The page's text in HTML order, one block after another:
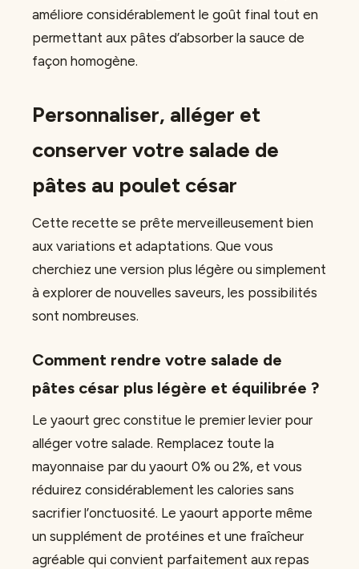
améliore considérablement le goût final tout en
permettant aux pâtes d’absorber la sauce de
façon homogène.
Personnaliser, alléger et
conserver votre salade de
pâtes au poulet césar
Cette recette se prête merveilleusement bien
aux variations et adaptations. Que vous
cherchiez une version plus légère ou simplement
à explorer de nouvelles saveurs, les possibilités
sont nombreuses.
Comment rendre votre salade de
pâtes césar plus légère et équilibrée ?
Le yaourt grec constitue le premier levier pour
alléger votre salade. Remplacez toute la
mayonnaise par du yaourt 0% ou 2%, et vous
réduirez considérablement les calories sans
sacrifier l’onctuosité. Le yaourt apporte même
un supplément de protéines et une fraîcheur
agréable qui convient parfaitement aux repas